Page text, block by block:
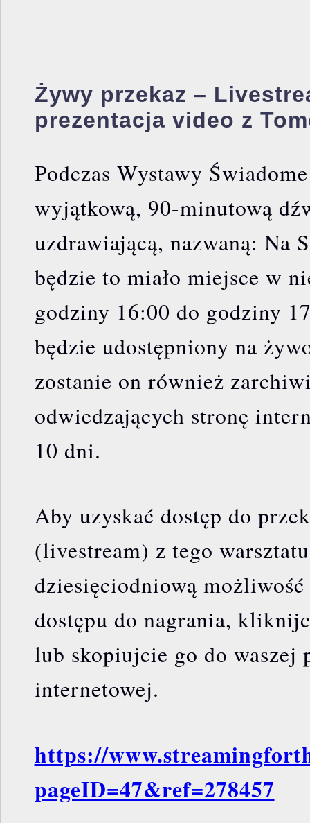
Żywy przekaz –
prezentacja video z
Podczas Wystawy
wyjątkową, 90-minutową
uzdrawiającą, nazwaną: Na
będzie to miało miejsce w
godziny 16:00 do godziny
będzie udostępniony na
zostanie on również
odwiedzających stronę
10 dni.
Aby uzyskać dostęp do
(livestream) z tego
dziesięciodniową
dostępu do nagrania,
lub skopiujcie go do waszej
internetowej.
https://
pageID=47&ref=278457